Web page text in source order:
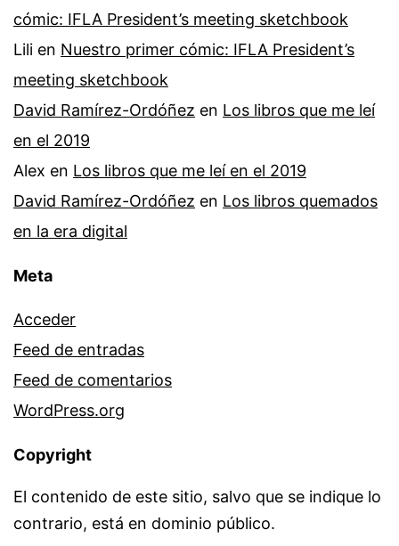
cómic: IFLA President’s meeting sketchbook
Lili en Nuestro primer cómic: IFLA President’s
meeting sketchbook
David Ramírez-Ordóñez en Los libros que me leí
en el 2019
Alex en Los libros que me leí en el 2019
David Ramírez-Ordóñez en Los libros quemados
en la era digital
Meta
Acceder
Feed de entradas
Feed de comentarios
WordPress.org
Copyright
El contenido de este sitio, salvo que se indique lo
contrario, está en dominio público.